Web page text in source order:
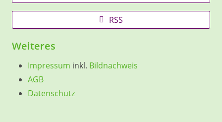
RSS
Weiteres
Impressum inkl. Bildnachweis
AGB
Datenschutz